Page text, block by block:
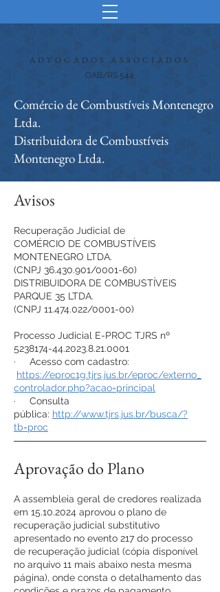
OAB/RS 544
ADVOGADOS ASSOCIADOS
Comércio de Combustíveis Montenegro
Ltda.
Distribuidora de Combustíveis
Montenegro Ltda.
Avisos
Recuperação Judicial de
COMÉRCIO DE COMBUSTÍVEIS
MONTENEGRO LTDA.
(CNPJ 36.430.901/0001-60)
DISTRIBUIDORA DE COMBUSTÍVEIS
PARQUE 35 LTDA.
(CNPJ 11.474.022/0001-00)
Processo Judicial E-PROC TJRS nº
5238174-44.2023.8.21.0001
· Acesso com cadastro:
https://eproc1g.tjrs.jus.br/eproc/externo_
controlador.php?acao=principal
· Consulta
pública: http://www.tjrs.jus.br/busca/?
tb=proc
Aprovação do Plano
A assembleia geral de credores realizada
em 15.10.2024 aprovou o plano de
recuperação judicial substitutivo
apresentado no evento 217 do processo
de recuperação judicial (cópia disponível
no arquivo 11 mais abaixo nesta mesma
página), onde consta o detalhamento das